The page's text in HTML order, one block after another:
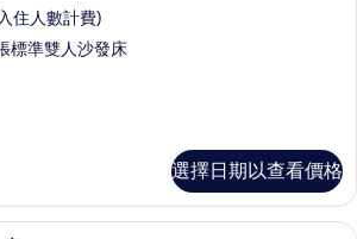
住人數計費)
標準雙人沙發床
選擇日期以查看價格
雙人房, 2 張加大雙人床 | 客房內保險